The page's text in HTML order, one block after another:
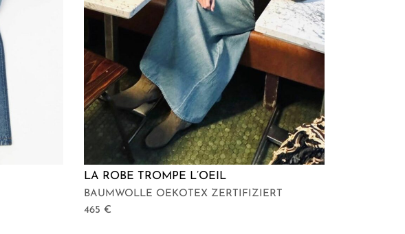
LA ROBE TROMPE L’OEIL
BAUMWOLLE OEKOTEX ZERTIFIZIERT
465 €